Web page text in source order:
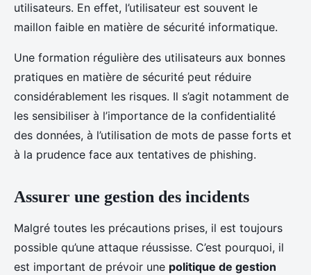
utilisateurs. En effet, l’utilisateur est souvent le
maillon faible en matière de sécurité informatique.
Une formation régulière des utilisateurs aux bonnes
pratiques en matière de sécurité peut réduire
considérablement les risques. Il s’agit notamment de
les sensibiliser à l’importance de la confidentialité
des données, à l’utilisation de mots de passe forts et
à la prudence face aux tentatives de phishing.
Assurer une gestion des incidents
Malgré toutes les précautions prises, il est toujours
possible qu’une attaque réussisse. C’est pourquoi, il
est important de prévoir une politique de gestion